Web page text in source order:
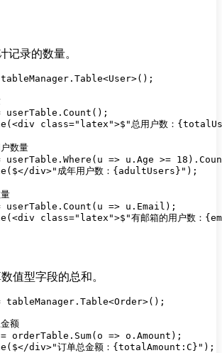
记录的数量。
class="latex">$"总用户数：
数量
=> u.Age >=
div>"成年用户数：{adultUsers}");
userTable.Count(u => u.Email);
值型字段的总和。
额
orderTable.Sum(o => o.Amount);
div>"订单总金额：{totalAmount:C}");